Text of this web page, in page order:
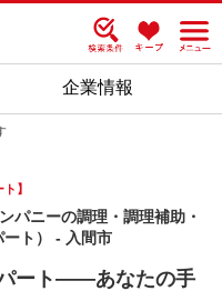
企業情報
】
ニーの調理・調理補助・
ト） - 入間市
ート――あなたの手